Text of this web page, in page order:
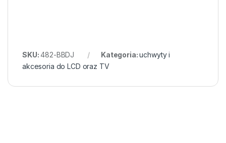
SKU:482-BBDJ Kategoria:uchwyty i
akcesoria do LCD oraz TV